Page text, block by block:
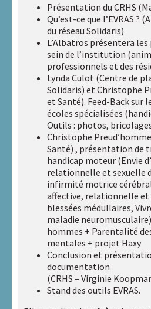
Compléments
« Des femmes
et des
hommes »
utiles
Actualités
Rechercher :
internet
A.R.A.P.H.
Badiane
Handicap
et
Présentation du CRHS
Qu’est-ce que l’EVRAS ?
du réseau Solidaris)
L’Albatros présentera
sein de l’institution
professionnels et des
Lynda Culot (Centre de
Solidaris) et Christophe
et Santé). Feed-Back sur
écoles spécialisées
Outils : photos,
Christophe
Santé) , présentation de
handicap moteur (Envie
relationnelle et sexuelle
infirmité motrice
affective, relationnelle et
blessées médullaires,
maladie
hommes + Parentalité
mentales + projet Haxy
Conclusion et
documentation
(CRHS – Virginie
Stand des outils EVRAS.